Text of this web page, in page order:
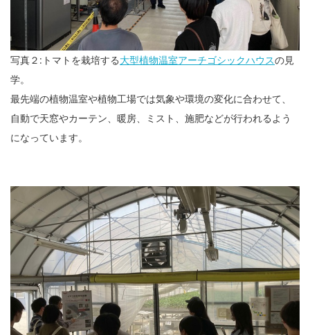
写真２:トマトを栽培する大型植物温室アーチゴシックハウスの見
学。
最先端の植物温室や植物工場では気象や環境の変化に合わせて、
自動で天窓やカーテン、暖房、ミスト、施肥などが行われるよう
になっています。